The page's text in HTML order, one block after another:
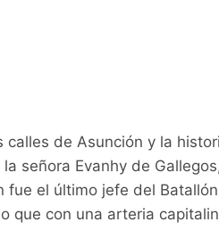
de Asunción y la
señora Evanhy de
fue el último jefe del
que con una arteria